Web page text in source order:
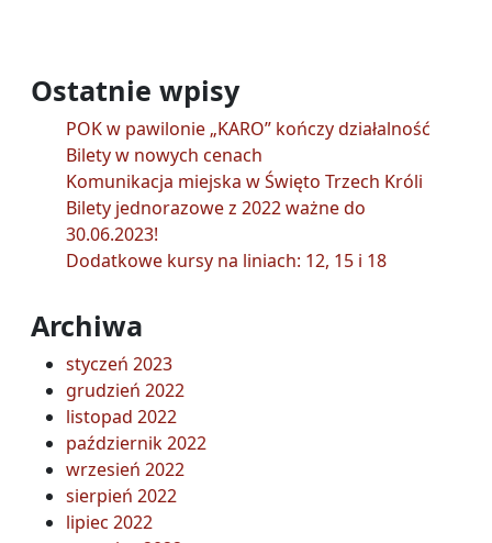
Ostatnie wpisy
POK w pawilonie „KARO” kończy działalność
Bilety w nowych cenach
Komunikacja miejska w Święto Trzech Króli
Bilety jednorazowe z 2022 ważne do
30.06.2023!
Dodatkowe kursy na liniach: 12, 15 i 18
Archiwa
styczeń 2023
grudzień 2022
listopad 2022
październik 2022
wrzesień 2022
sierpień 2022
lipiec 2022